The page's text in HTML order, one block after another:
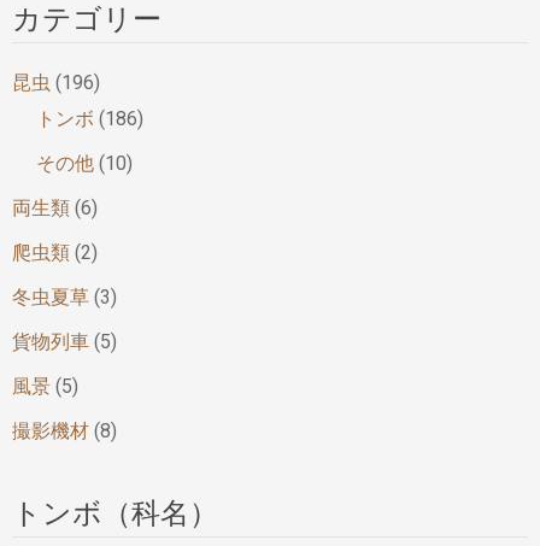
カテゴリー
昆虫 (196)
トンボ (186)
その他 (10)
両生類 (6)
爬虫類 (2)
冬虫夏草 (3)
貨物列車 (5)
風景 (5)
撮影機材 (8)
トンボ（科名）